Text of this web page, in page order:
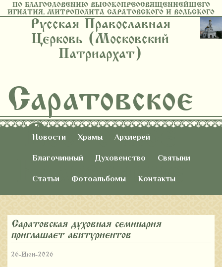
ПО БЛАГОСЛОВЕНИЮ ВЫСОКОПРЕОСВЯЩЕННЕЙШЕГО
ИГНАТИЯ, МИТРОПОЛИТА САРАТОВСКОГО И ВОЛЬСКОГО
Русская Православная
Церковь (Московский
Патриархат)
Саратовское
Восточное
Благочиние
Новости Храмы
Архиерей
Благочинный
Духовенство
Святыни
Статьи
Фотоальбомы Контакты
Саратовская духовная семинария
приглашает абитуриентов
26-Июн-2026